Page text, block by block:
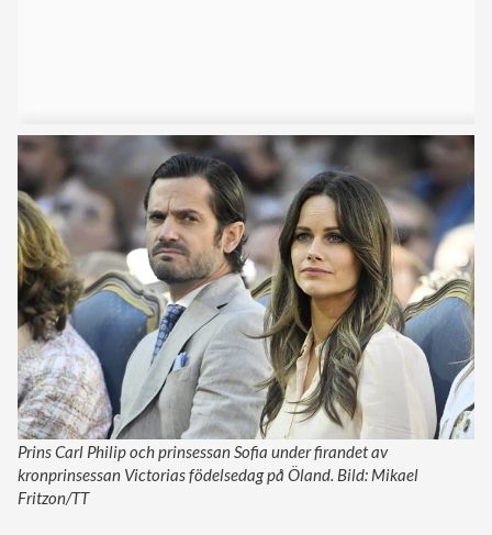
Prins Carl Philip och prinsessan Sofia under firandet av
kronprinsessan Victorias födelsedag på Öland. Bild: Mikael
Fritzon/TT